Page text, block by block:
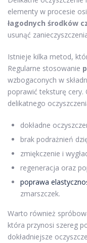
elementy w procesie
łagodnych środków
usunąć
Istnieje kilka metod,
Regularne stosowanie
wzbogaconych w
poprawić teksturę cery.
delikatnego
dokładne
brak podrażnień
zmiękczenie i
regeneracja oraz
poprawa
zmarszczek.
Warto również
która przynosi szereg
dokładniejsze